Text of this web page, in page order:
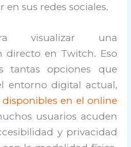
en sus redes sociales.
visualizar una
directo en Twitch. Eso
tantas opciones que
entorno digital actual,
disponibles en el online
usuarios acuden
y privacidad